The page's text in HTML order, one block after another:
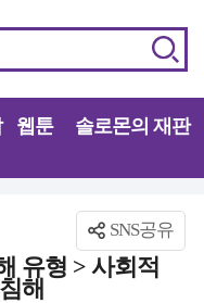
웹툰 솔로몬의 재판
SNS공유
유형 > 사회적
해